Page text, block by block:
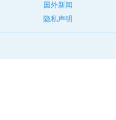
国外新闻
隐私声明